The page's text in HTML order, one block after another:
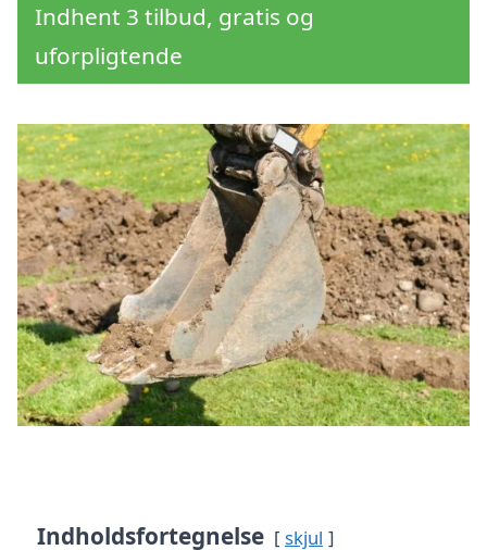
Indhent 3 tilbud, gratis og
uforpligtende
Indholdsfortegnelse skjul